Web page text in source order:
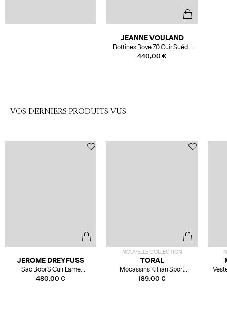
440,00 €
JEANNE VOULAND
Bottines Boye 70 Cuir Suédé
Noir
VOS DERNIERS PRODUITS VUS
480,00 €
JEROME DREYFUSS
Sac Bobi S Cuir Lamé
Champagne
NOUVELLE COLLECTION
189,00 €
TORAL
Mocassins Killian Sport
Mousse